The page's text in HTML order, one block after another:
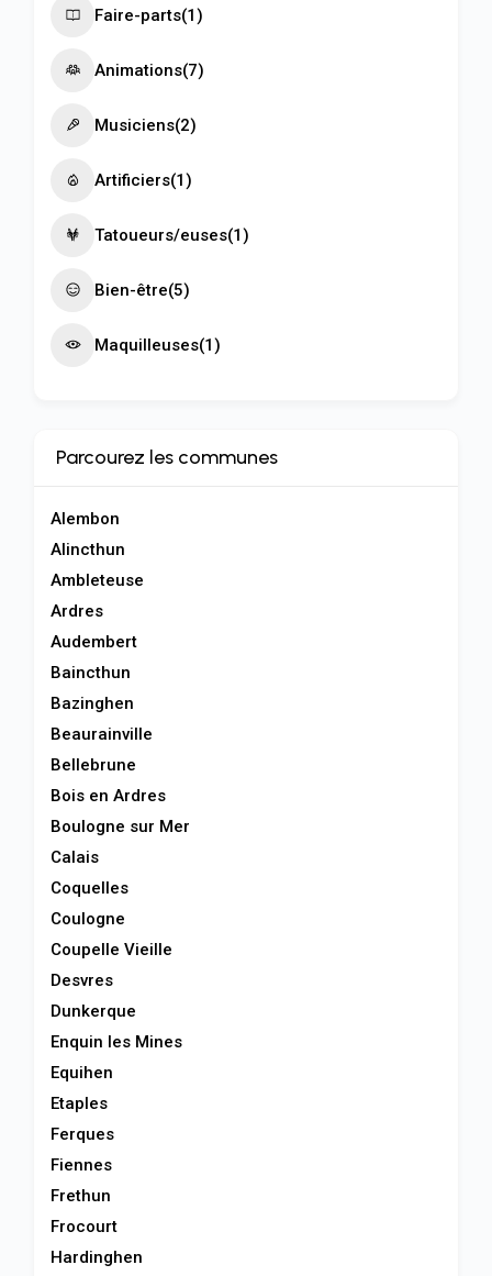
Faire-parts(1)
Animations(7)
Musiciens(2)
Artificiers(1)
Tatoueurs/euses(1)
Bien-être(5)
Maquilleuses(1)
Parcourez les communes
Alembon
Alincthun
Ambleteuse
Ardres
Audembert
Baincthun
Bazinghen
Beaurainville
Bellebrune
Bois en Ardres
Boulogne sur Mer
Calais
Coquelles
Coulogne
Coupelle Vieille
Desvres
Dunkerque
Enquin les Mines
Equihen
Etaples
Ferques
Fiennes
Frethun
Frocourt
Hardinghen